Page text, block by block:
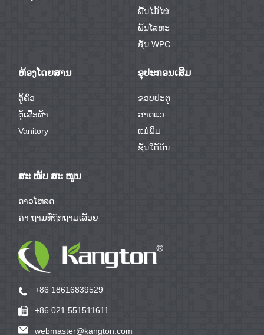
ພື້ນໄມ້ໄຜ່
ພື້ນໂລຫະ
ຊັ້ນ WPC
ຫ້ອງໂດຍສານ
ຕູ້ຄົວ
ຕູ້ເສື້ອຜ້າ
Vanitory
ອຸປະກອນເສີມ
ຂອບປະຕູ
ຮາດແວ
ແມ່ພິມ
ຊັ້ນໃຕ້ດິນ
ສະ ໜັບ ສະ ໜູນ
ດາວໂຫລດ
ຄຳ ຖາມທີ່ຖືກຖາມເລື້ອຍ
+86 18616839529
+86 021 551511611
webmaster@kangton.com